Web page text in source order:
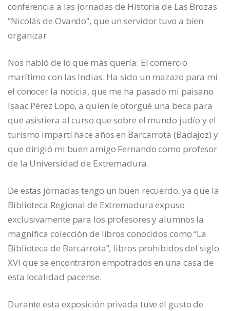
conferencia a las Jornadas de Historia de Las Brozas
“Nicolás de Ovando”, que un servidor tuvo a bien
organizar.
Nos habló de lo que más quería: El comercio
marítimo con las Indias. Ha sido un mazazo para mí
el conocer la noticia, que me ha pasado mi paisano
Isaac Pérez Lopo, a quien le otorgué una beca para
que asistiera al curso que sobre el mundo judío y el
turismo impartí hace años en Barcarrota (Badajoz) y
que dirigió mi buen amigo Fernando como profesor
de la Universidad de Extremadura.
De estas jornadas tengo un buen recuerdo, ya que la
Biblioteca Regional de Extremadura expuso
exclusivamente para los profesores y alumnos la
magnífica colección de libros conocidos como “La
Biblioteca de Barcarrota”, libros prohibidos del siglo
XVI que se encontraron empotrados en una casa de
esta localidad pacense.
Durante esta exposición privada tuve el gusto de